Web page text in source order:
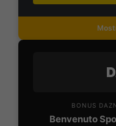
BONUS
Benvenuto